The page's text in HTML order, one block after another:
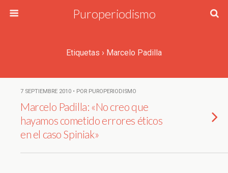
Puroperiodismo
Etiquetas › Marcelo Padilla
7 SEPTIEMBRE 2010 • POR PUROPERIODISMO
Marcelo Padilla: «No creo que
hayamos cometido errores éticos
en el caso Spiniak»